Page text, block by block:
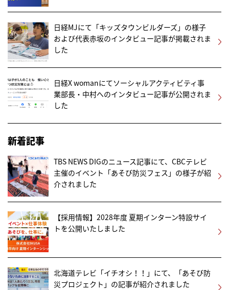
日経MJにて「キッズタウンビルダーズ」の様子
および代表赤坂のインタビュー記事が掲載されま
した
日経X womanにてソーシャルアクティビティ事
業部長・中村へのインタビュー記事が公開されま
した
新着記事
TBS NEWS DIGのニュース記事にて、CBCテレビ
主催のイベント「あそび防災フェス」の様子が紹
介されました
【採用情報】2028年度 夏期インターン特設サイ
トを公開いたしました
北海道テレビ「イチオシ！！」にて、「あそび防
災プロジェクト」の記事が紹介されました